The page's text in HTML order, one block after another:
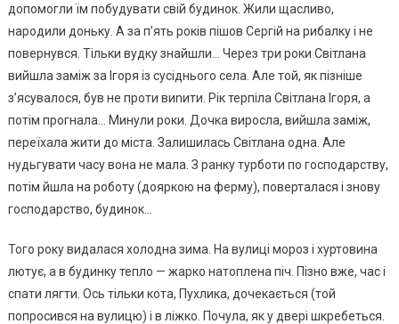
допомогли їм побудувати свій будинок. Жили щасливо,
народили доньку. А за п’ять років пішов Сергій на рибалку і не
повернувся. Тільки вудку знайшли… Через три роки Світлана
вийшла заміж за Ігоря із сусіднього села. Але той, як пізніше
з’ясувалося, був не проти виnити. Рік терпіла Світлана Ігоря, а
потім прогнала… Минули роки. Дочка виросла, вийшла заміж,
переїхала жити до міста. Залишилась Світлана одна. Але
нудьгувати часу вона не мала. З ранку турботи по господарству,
потім йшла на роботу (дояркою на ферму), поверталася і знову
господарство, будинок…
Того року видалася холодна зима. На вулиці мороз і хуртовина
лютує, а в будинку тепло — жарко натоплена піч. Пізно вже, час і
спати лягти. Ось тільки кота, Пухлика, дочекається (той
попросився на вулицю) і в ліжко. Почула, як у двері шкребеться.